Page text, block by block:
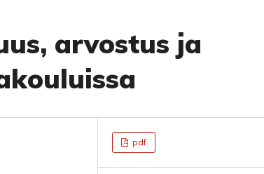
arvostus ja
pdf